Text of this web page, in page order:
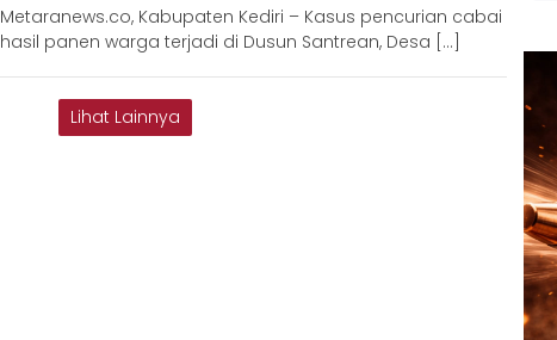
Metaranews.co, Kabupaten Kediri – Kasus pencurian cabai
hasil panen warga terjadi di Dusun Santrean, Desa […]
Lihat Lainnya